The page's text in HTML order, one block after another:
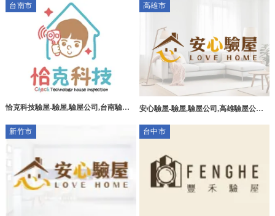
台南市
恰克科技驗屋-驗屋,驗屋公司,台南驗屋,
高雄市
安心驗屋-驗屋,驗屋公司,高雄驗屋公司,
新竹市
台中市